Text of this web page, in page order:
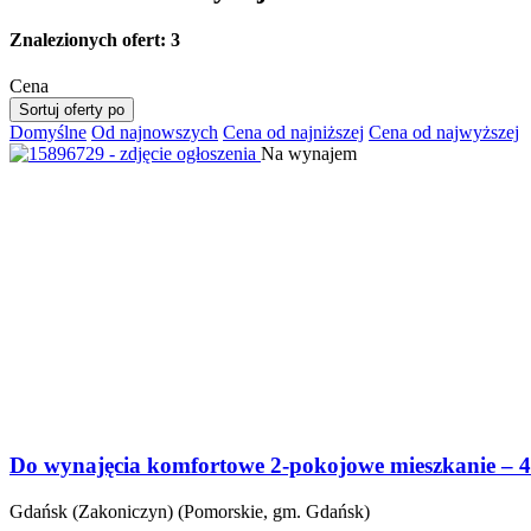
Znalezionych ofert: 3
Cena
Sortuj oferty po
Domyślne Od najnowszych Cena od najniższej Cena od najwyższej
Na wynajem
Do wynajęcia komfortowe 2-pokojowe mieszkanie –
Gdańsk (Zakoniczyn) (Pomorskie, gm. Gdańsk)